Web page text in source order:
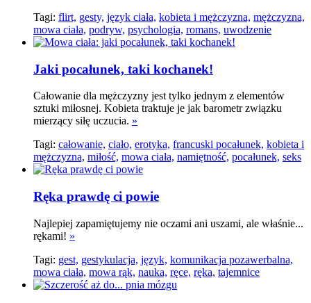
Tagi: flirt, gesty, język ciała, kobieta i mężczyzna, mężczyzna,
mowa ciała, podryw, psychologia, romans, uwodzenie
Jaki pocałunek, taki kochanek!
Całowanie dla mężczyzny jest tylko jednym z elementów
sztuki miłosnej. Kobieta traktuje je jak barometr związku
mierzący siłę uczucia. »
Tagi: całowanie, ciało, erotyka, francuski pocałunek, kobieta i
mężczyzna, miłość, mowa ciała, namiętność, pocałunek, seks
Ręka prawdę ci powie
Najlepiej zapamiętujemy nie oczami ani uszami, ale właśnie...
rękami! »
Tagi: gest, gestykulacja, język, komunikacja pozawerbalna,
mowa ciała, mowa rąk, nauka, ręce, ręka, tajemnice